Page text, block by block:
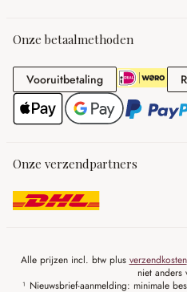
Onze betaalmethoden
VooruitbetalingVooruitbetaling
Onze verzendpartners
Alle prijzen incl. btw plus verzendkosten
niet anders
¹ Nieuwsbrief-aanmelding: minimale